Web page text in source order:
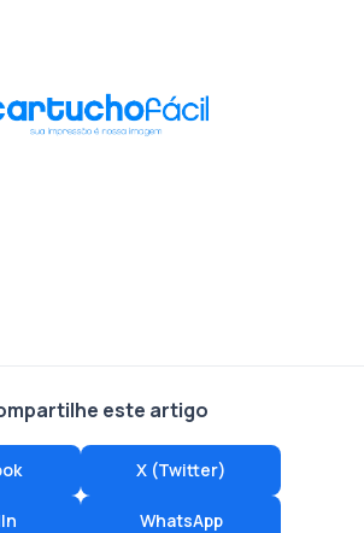
este artigo
X (Twitter)
WhatsApp